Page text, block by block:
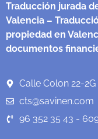
Traducción jurada
Valencia –
propiedad en
documentos
Calle Colon 22-
cts@savinen.com
96 352 35 43 -